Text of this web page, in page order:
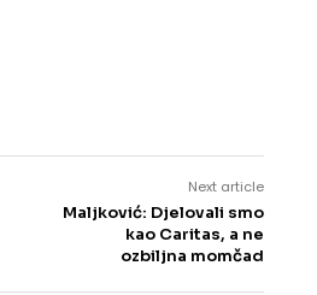
Next article
Maljković: Djelovali smo
kao Caritas, a ne
ozbiljna momčad